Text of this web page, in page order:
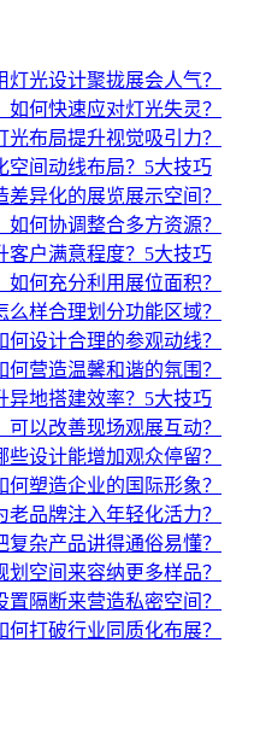
光设计聚拢展会人气？
何快速应对灯光失灵？
布局提升视觉吸引力？
空间动线布局？5大技巧
异化的展览展示空间？
何协调整合多方资源？
客户满意程度？5大技巧
何充分利用展位面积？
样合理划分功能区域？
设计合理的参观动线？
营造温馨和谐的氛围？
异地搭建效率？5大技巧
以改善现场观展互动？
设计能增加观众停留？
塑造企业的国际形象？
品牌注入年轻化活力？
杂产品讲得通俗易懂？
空间来容纳更多样品？
隔断来营造私密空间？
打破行业同质化布展？